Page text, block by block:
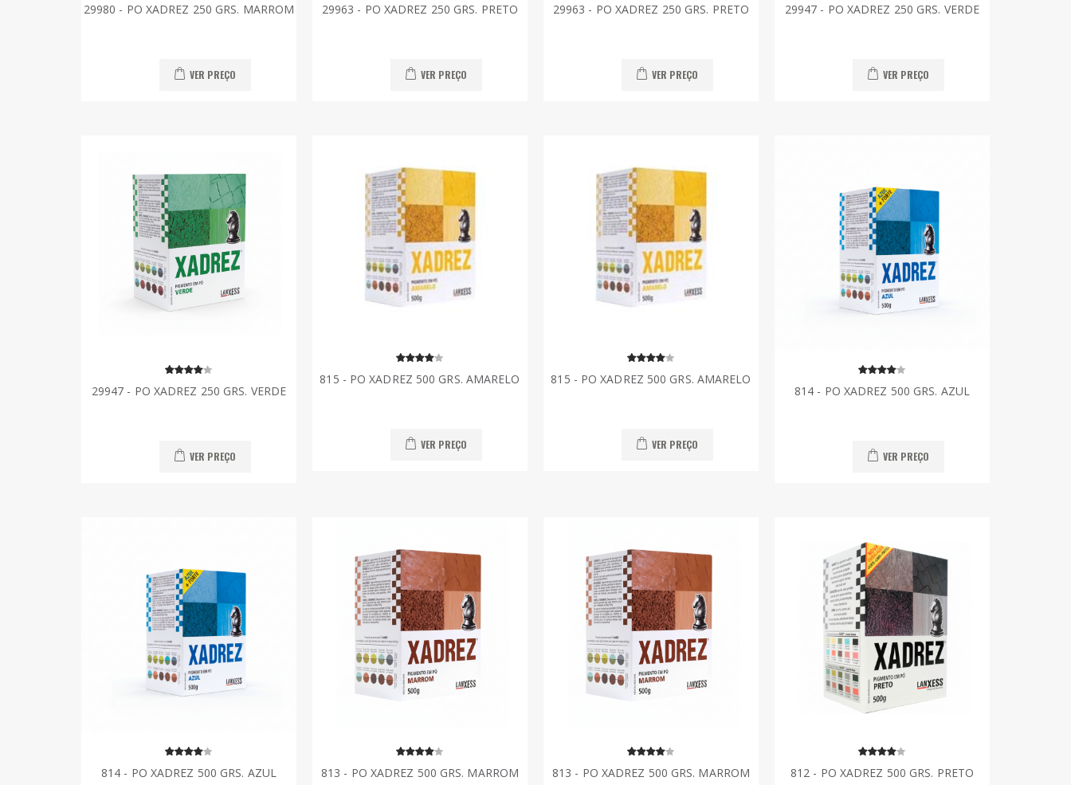
29980 - PO XADREZ 250 GRS. MARROM
VER PREÇO
29963 - PO XADREZ 250 GRS. PRETO
VER PREÇO
29963 - PO XADREZ 250 GRS. PRETO
VER PREÇO
29947 - PO XADREZ 250 GRS. VERDE
VER PREÇO
29947 - PO XADREZ 250 GRS. VERDE
VER PREÇO
815 - PO XADREZ 500 GRS. AMARELO
VER PREÇO
815 - PO XADREZ 500 GRS. AMARELO
VER PREÇO
814 - PO XADREZ 500 GRS. AZUL
VER PREÇO
814 - PO XADREZ 500 GRS. AZUL 813 - PO XADREZ 500 GRS. MARROM 813 - PO XADREZ 500 GRS. MARROM 812 - PO XADREZ 500 GRS. PRETO